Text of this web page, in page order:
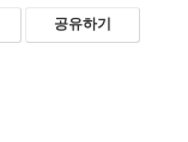
공유하기